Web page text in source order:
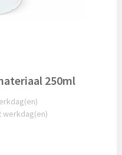
250ml
werkdag(en)